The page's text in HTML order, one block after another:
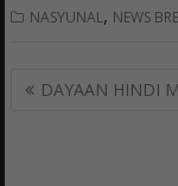
NASYUNAL, NEWS
Post
DAYAAN HINDI